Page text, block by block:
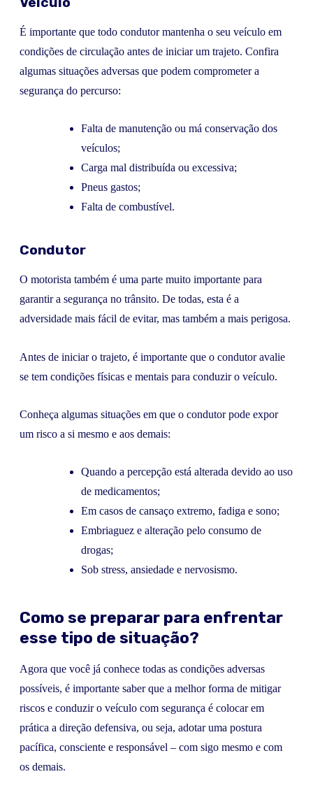
É importante que todo condutor mantenha o seu veículo em
condições de circulação antes de iniciar um trajeto. Confira
algumas situações adversas que podem comprometer a
segurança do percurso:
Falta de manutenção ou má conservação dos
veículos;
Carga mal distribuída ou excessiva;
Pneus gastos;
Falta de combustível.
Condutor
O motorista também é uma parte muito importante para
garantir a segurança no trânsito. De todas, esta é a
adversidade mais fácil de evitar, mas também a mais perigosa.
Antes de iniciar o trajeto, é importante que o condutor avalie
se tem condições físicas e mentais para conduzir o veículo.
Conheça algumas situações em que o condutor pode expor
um risco a si mesmo e aos demais:
Quando a percepção está alterada devido ao uso
de medicamentos;
Em casos de cansaço extremo, fadiga e sono;
Embriaguez e alteração pelo consumo de
drogas;
Sob stress, ansiedade e nervosismo.
Como se preparar para enfrentar
esse tipo de situação?
Agora que você já conhece todas as condições adversas
possíveis, é importante saber que a melhor forma de mitigar
riscos e conduzir o veículo com segurança é colocar em
prática a direção defensiva, ou seja, adotar uma postura
pacífica, consciente e responsável – com sigo mesmo e com
os demais.